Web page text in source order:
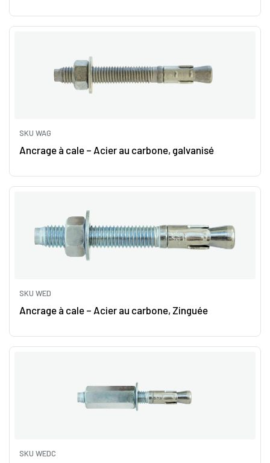
SKU WAG
Ancrage à cale – Acier au carbone, galvanisé
SKU WED
Ancrage à cale – Acier au carbone, Zinguée
SKU WEDC